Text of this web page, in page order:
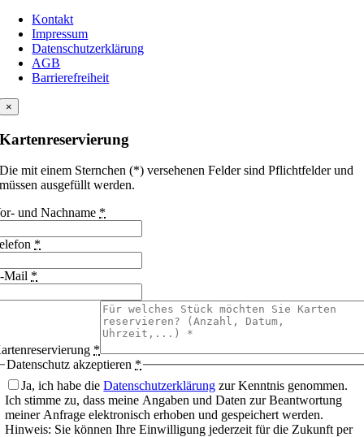
Kontakt
Impressum
Datenschutzerklärung
AGB
Barrierefreiheit
×
Kartenreservierung
Die mit einem Sternchen (*) versehenen Felder sind Pflichtfelder und
müssen ausgefüllt werden.
und Nachname *
*
Mail *
*
Datenschutz akzeptieren *
Ja, ich habe dieDatenschutzerklärung zur Kenntnis genommen.
Ich stimme zu, dass meine Angaben und Daten zur Beantwortung
meiner Anfrage elektronisch erhoben und gespeichert werden.
Hinweis: Sie können Ihre Einwilligung jederzeit für die Zukunft per